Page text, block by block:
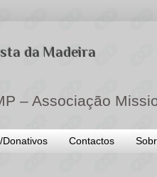
da Madeira
– Associação
Donativos Contactos